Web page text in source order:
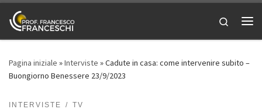
Passa al contenuto
Search
Pagina iniziale »Interviste »Cadute in casa: come intervenire subito –
Buongiorno Benessere 23/9/2023
INTERVISTE TV